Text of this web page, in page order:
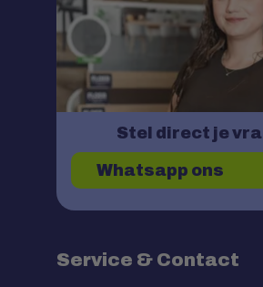
Stel direct je
Whatsapp ons
Service & Contact